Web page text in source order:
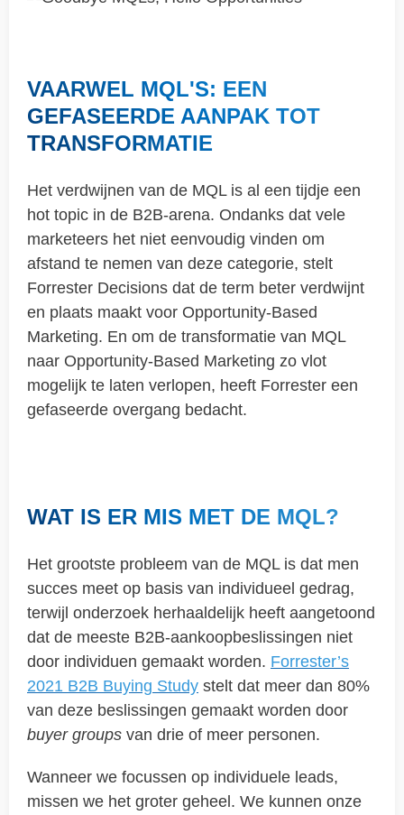
VAARWEL MQL'S: EEN
GEFASEERDE AANPAK TOT
TRANSFORMATIE
Het verdwijnen van de MQL is al een tijdje een
hot topic in de B2B-arena. Ondanks dat vele
marketeers het niet eenvoudig vinden om
afstand te nemen van deze categorie, stelt
Forrester Decisions dat de term beter verdwijnt
en plaats maakt voor Opportunity-Based
Marketing. En om de transformatie van MQL
naar Opportunity-Based Marketing zo vlot
mogelijk te laten verlopen, heeft Forrester een
gefaseerde overgang bedacht.
WAT IS ER MIS MET DE MQL?
Het grootste probleem van de MQL is dat men
succes meet op basis van individueel gedrag,
terwijl onderzoek herhaaldelijk heeft aangetoond
dat de meeste B2B-aankoopbeslissingen niet
door individuen gemaakt worden. Forrester’s
2021 B2B Buying Study stelt dat meer dan 80%
van deze beslissingen gemaakt worden door
buyer groups van drie of meer personen.
Wanneer we focussen op individuele leads,
missen we het groter geheel. We kunnen onze